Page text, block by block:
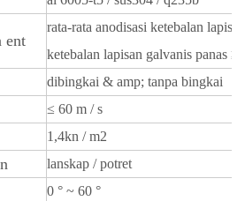
ent
rata-rata anodisasi ketebalan lapisan
ketebalan lapisan galvanis panas ≥
dibingkai & amp; tanpa bingkai
≤ 60 m / s
1,4kn / m2
lanskap / potret
0 ° ~ 60 °